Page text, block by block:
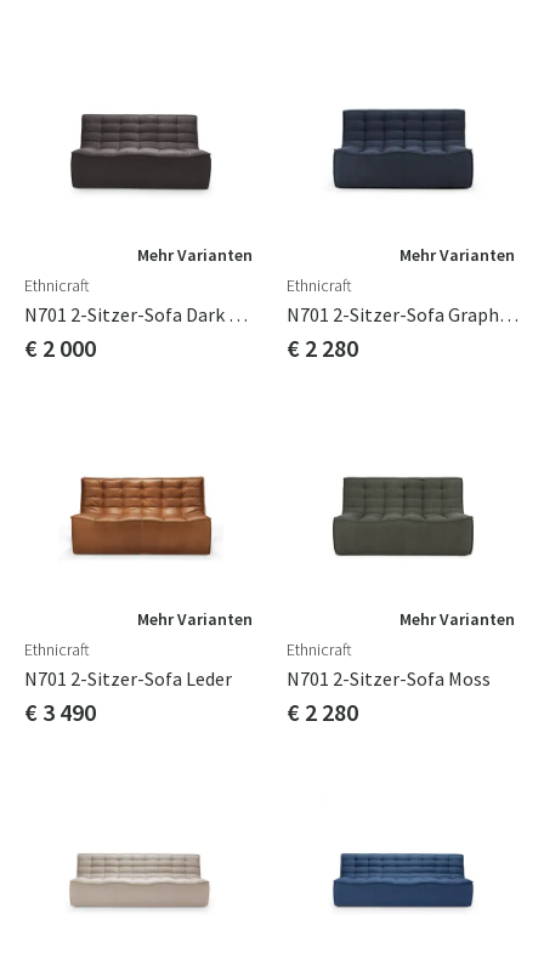
Mehr Varianten
Ethnicraft
N701 2-Sitzer-Sofa Dark Grey
€ 2 000
Mehr Varianten
Ethnicraft
N701 2-Sitzer-Sofa Graphite
€ 2 280
Mehr Varianten
Ethnicraft
N701 2-Sitzer-Sofa Leder
€ 3 490
Mehr Varianten
Ethnicraft
N701 2-Sitzer-Sofa Moss
€ 2 280